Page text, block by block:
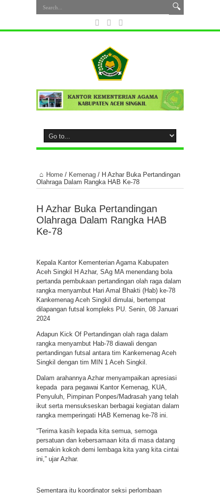
Home / Kemenag / H Azhar Buka Pertandingan
Olahraga Dalam Rangka HAB Ke-78
H Azhar Buka Pertandingan
Olahraga Dalam Rangka HAB
Ke-78
Kepala Kantor Kementerian Agama Kabupaten
Aceh Singkil H Azhar, SAg MA menendang bola
pertanda pembukaan pertandingan olah raga dalam
rangka menyambut Hari Amal Bhakti (Hab) ke-78
Kankemenag Aceh Singkil dimulai, bertempat
dilapangan futsal kompleks PU. Senin, 08 Januari
2024
Adapun Kick Of Pertandingan olah raga dalam
rangka menyambut Hab-78 diawali dengan
pertandingan futsal antara tim Kankemenag Aceh
Singkil dengan tim MIN 1 Aceh Singkil.
Dalam arahannya Azhar menyampaikan apresiasi
kepada para pegawai Kantor Kemenag, KUA,
Penyuluh, Pimpinan Ponpes/Madrasah yang telah
ikut serta mensukseskan berbagai kegiatan dalam
rangka memperingati HAB Kemenag ke-78 ini.
“Terima kasih kepada kita semua, semoga
persatuan dan kebersamaan kita di masa datang
semakin kokoh demi lembaga kita yang kita cintai
ini,” ujar Azhar.
Sementara itu koordinator seksi perlombaan